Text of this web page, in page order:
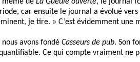
car ensuite le journal a évolué
je tire. » C’est évidemment
nous avons fondé Casseurs de pub. Son
Ce qui compte vraiment